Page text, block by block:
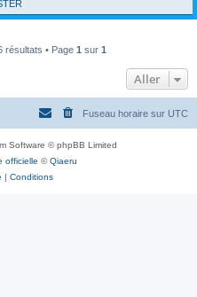
résultats • Page 1 sur 1
Aller
Fuseau horaire sur UTC
Software © phpBB Limited
officielle ©Qiaeru
| Conditions